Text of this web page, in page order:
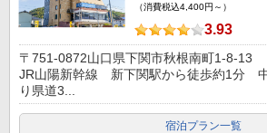
（消費税込4,400円～）
3.93
〒751-0872山口県下関市秋根南町1-8-13
JR山陽新幹線 新下関駅から徒歩約1分
り県道3...
宿泊プラン一覧